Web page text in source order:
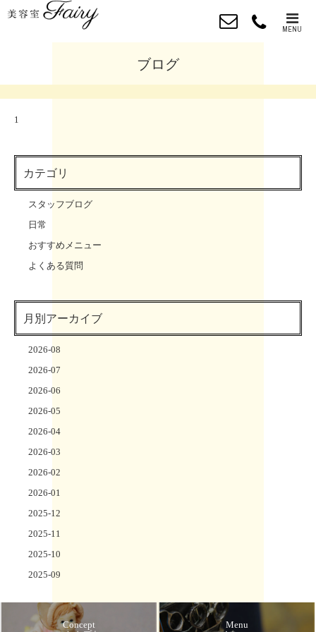
MENU
ブログ
1
カテゴリ
スタッフブログ
日常
おすすめメニュー
よくある質問
月別アーカイブ
2026-08
2026-07
2026-06
2026-05
2026-04
2026-03
2026-02
2026-01
2025-12
2025-11
2025-10
2025-09
Concept Menu